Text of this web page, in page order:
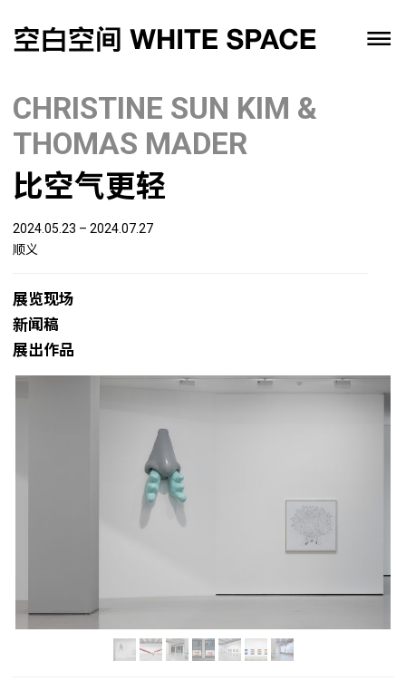
CHRISTINE SUN KIM &
THOMAS MADER
比空气更轻
2024.05.23 – 2024.07.27
顺义
展览现场
新闻稿
展出作品